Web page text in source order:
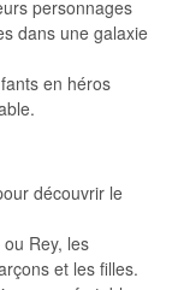
personnages
dans une galaxie
en héros
découvrir le
Rey, les
et les filles.